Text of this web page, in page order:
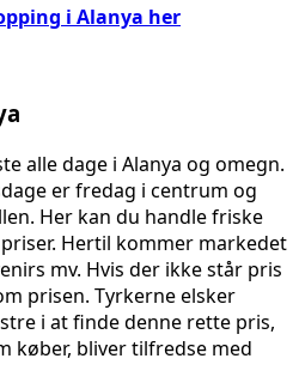
i Alanya her
alle dage i Alanya og omegn.
er fredag i centrum og
Her kan du handle friske
Hertil kommer markedet
mv. Hvis der ikke står pris
prisen. Tyrkerne elsker
i at finde denne rette pris,
køber, bliver tilfredse med